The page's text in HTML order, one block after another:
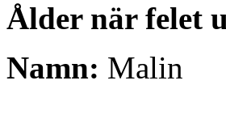
Ålder när felet
Namn: Malin